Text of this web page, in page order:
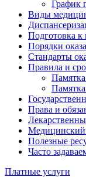
График
Виды
Подготовка к
Порядки
Стандарты
Правила и
Права и
Медицинский
Полезные
Часто
Платные услуги